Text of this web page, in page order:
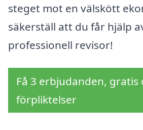
steget mot en välskött
säkerställ att du får hjälp
professionell revisor!
Få 3 erbjudanden, gratis
förpliktelser